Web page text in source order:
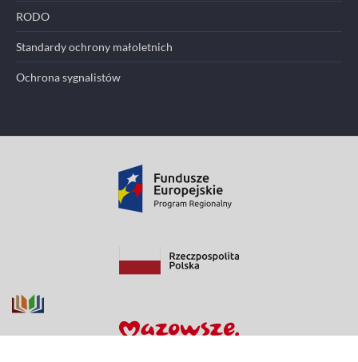
RODO
Standardy ochrony małoletnich
Ochrona sygnalistów